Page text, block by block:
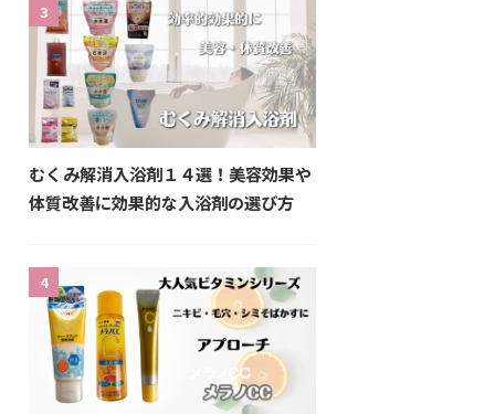
3
むくみ解消入浴剤１４選！美容効果や
体質改善に効果的な入浴剤の選び方
4